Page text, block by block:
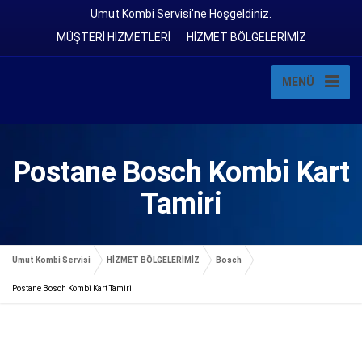
Umut Kombi Servisi'ne Hoşgeldiniz.
MÜŞTERİ HİZMETLERİ
HİZMET BÖLGELERİMİZ
MENÜ
Postane Bosch Kombi Kart
Tamiri
Umut Kombi Servisi HİZMET BÖLGELERİMİZ Bosch
Postane Bosch Kombi Kart Tamiri